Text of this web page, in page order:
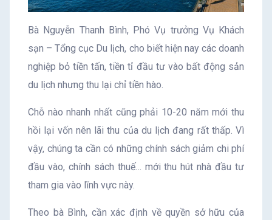
Bà Nguyễn Thanh Bình, Phó Vụ trưởng Vụ Khách
sạn – Tổng cục Du lịch, cho biết hiện nay các doanh
nghiệp bỏ tiền tấn, tiền tỉ đầu tư vào bất động sản
du lịch nhưng thu lại chỉ tiền hào.
Chỗ nào nhanh nhất cũng phải 10-20 năm mới thu
hồi lại vốn nên lãi thu của du lịch đang rất thấp. Vì
vậy, chúng ta cần có những chính sách giảm chi phí
đầu vào, chính sách thuế… mới thu hút nhà đầu tư
tham gia vào lĩnh vực này.
Theo bà Bình, cần xác định về quyền sở hữu của